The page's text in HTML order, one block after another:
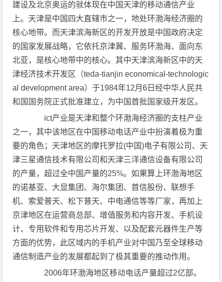
建设及北京奥运的就体现在中国天津的移动通信产业
上。天津是中国四大直辖市之一，地处环渤海经济圈的
核心地带。而天津滨海新区的开发开放是中国政府决定
的国家发展战略，它依托京津冀、服务环渤海、面向东
北亚，是核心地带中的核心。其中天津滨海新区中的天
津经济技术开发区（teda-tianjin economical-technologic
al development area）于1984年12月6日经中华人民共
和国国务院正式批准建立，为中国首批国家级开发区。
ict产业是天津和整个环渤海经济圈的支柱产业
之一，其中该地区在中国移动电话产业中扮演着极为重
要的角色；天津地区的摩托罗拉(中国)电子有限公司、天
津三星通信技术有限公司和天津三洋通信设备有限公司
的产量，超过全中国产量的25%。如果算上环渤海地区
的诺基亚、大显集团、海尔集团、首信股份、联想手
机、索爱普天、松下普天、中电通信等等厂家，再加上
京津地区在运营商总部、增值服务和内容开发、手机设
计、专用软件和专用芯片开发、以及配套元器件生产等
方面的优势，此区域内的手机产业对中国乃至全球移动
通信制造产业的发展都起到了极其重要的推动作用。
2006年环渤海地区移动电话产量超过2亿部。